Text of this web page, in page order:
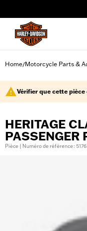
Home/Motorcycle Parts &
Vérifier que cette
HERITAGE
PASSENGER
Pièce | Numéro de référence :